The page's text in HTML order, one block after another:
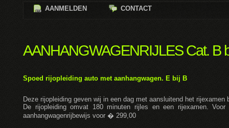
AANMELDEN CONTACT
AANHANGWAGENRIJLES Cat. B
Spoed rijopleiding auto met aanhangwagen. E bij B
Deze rijopleiding geven wij in een dag met aansluitend het rijexamen
De rijopleiding omvat 180 minuten rijles en een rijexamen.
aanhangwagenrijbewijs voor � 299,00